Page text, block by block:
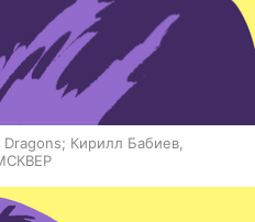
Кирилл Бабиев,